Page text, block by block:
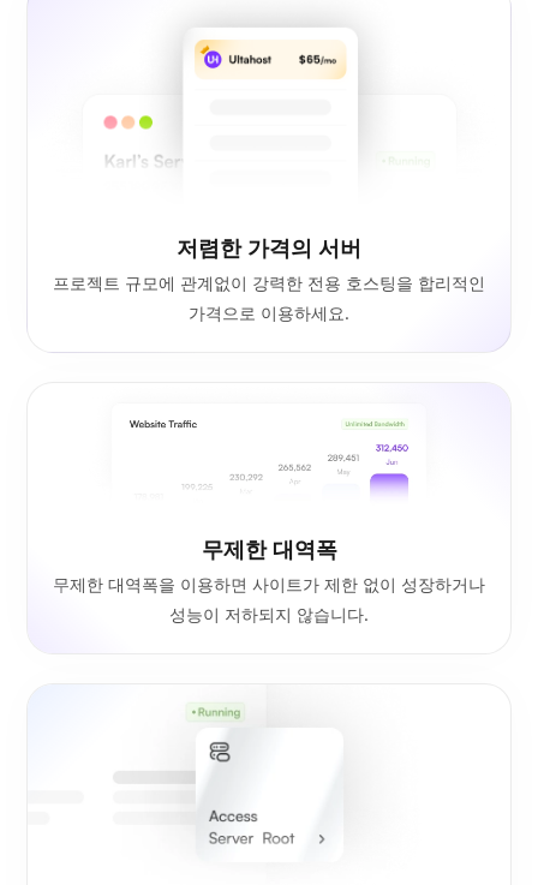
저렴한 가격의 서버
프로젝트 규모에 관계없이 강력한 전용 호스팅을 합리적인
가격으로 이용하세요.
무제한 대역폭
무제한 대역폭을 이용하면 사이트가 제한 없이 성장하거나
성능이 저하되지 않습니다.